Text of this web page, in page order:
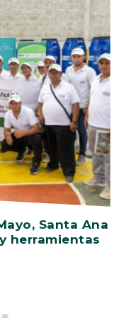
Santa Ana
herramientas